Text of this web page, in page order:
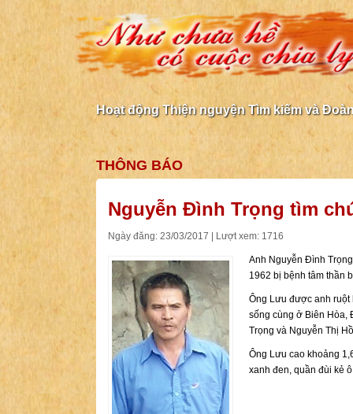
Hoạt động Thiện nguyện Tìm kiếm và
THÔNG BÁO
Nguyễn Đình Trọng tìm
Ngày đăng: 23/03/2017 | Lượt xem: 1716
Anh Nguyễn Đình
1962 bị bệnh tâm thần
Ông Lưu được anh ruột
sống cùng ở Biên Hòa,
Trọng và Nguyễn Thị
Ông Lưu cao khoảng
xanh đen, quần đùi kẻ